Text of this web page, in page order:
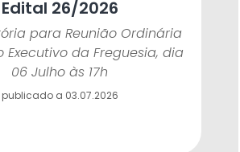
Edital 26/2026
para Reunião Ordinária
Executivo da Freguesia, dia
06 Julho às 17h
publicado a 03.07.2026